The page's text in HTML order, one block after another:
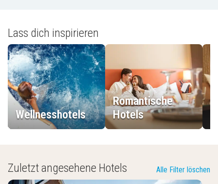
Lass dich inspirieren
Wellnesshotels
Romantische
Hotels
Zuletzt angesehene Hotels Alle Filter löschen